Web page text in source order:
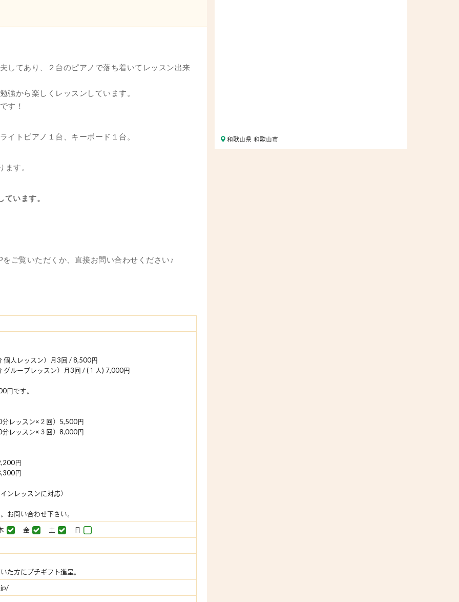
してあり、２台のピアノで落ち着いてレッスン出来
強から楽しくレッスンしています。
す！
イトピアノ１台、キーボード１台。
す。
います。
ご覧いただくか、直接お問い合わせください♪
個人レッスン）月3回 / 8,500円
グループレッスン）月3回 / (１人) 7,000円
円です。
分レッスン×２回）5,500円
分レッスン×３回）8,000円
円
円
ンレッスンに対応）
お問い合わせ下さい。
金 土
日
た方にプチギフト進呈。
和歌山県 和歌山市